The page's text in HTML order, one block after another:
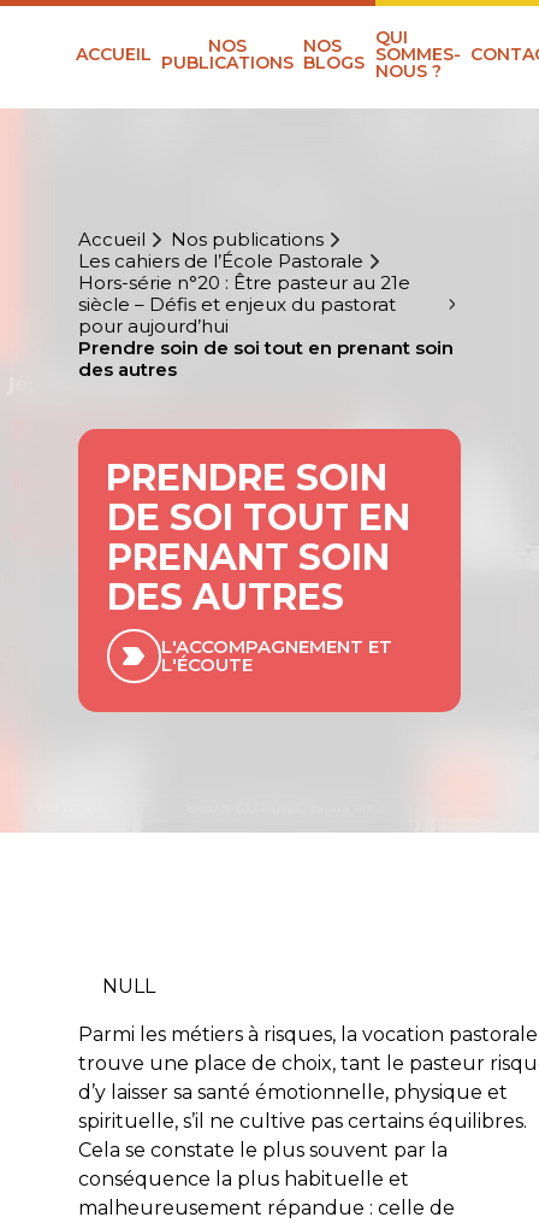
ACCUEIL NOS
PUBLICATIONS
NOS
BLOGS
QUI
SOMMES-
NOUS ?
Accueil
Nos publications
Les cahiers de l’École Pastorale
Hors-série n°20 : Être pasteur au 21e
siècle – Défis et enjeux du pastorat
pour aujourd’hui
Prendre soin de soi tout en prenant soin
des autres
PRENDRE SOIN
DE SOI TOUT EN
PRENANT SOIN
DES AUTRES
L'ACCOMPAGNEMENT ET
L'ÉCOUTE
NULL
Parmi les métiers à risques, la vocation pastorale
trouve une place de choix, tant le pasteur
d’y laisser sa santé émotionnelle, physique et
spirituelle, s’il ne cultive pas certains équilibres.
Cela se constate le plus souvent par la
conséquence la plus habituelle et
malheureusement répandue : celle de